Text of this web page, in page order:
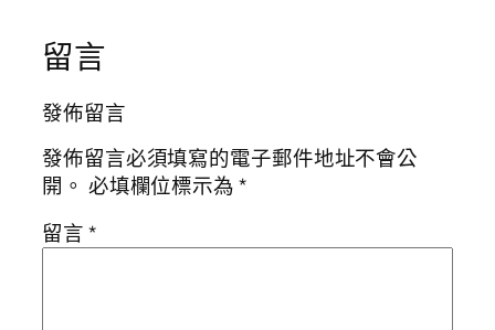
留言
發佈留言
發佈留言必須填寫的電子郵件地址不會公
開。 必填欄位標示為*
留言*